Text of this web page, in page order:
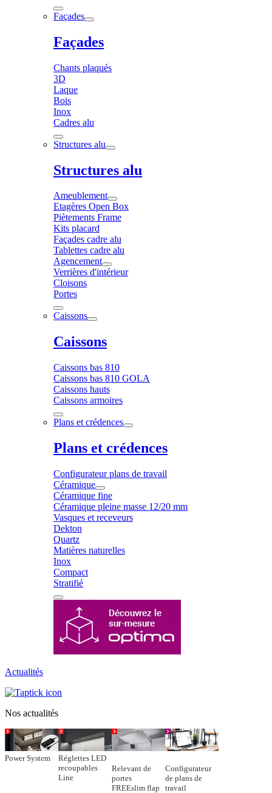
Façades
Façades
Chants plaqués
3D
Laque
Bois
Inox
Cadres alu
Structures alu
Structures alu
Ameublement
Etagères Open Box
Piètements Frame
Kits placard
Façades cadre alu
Tablettes cadre alu
Agencement
Verrières d'intérieur
Cloisons
Portes
Caissons
Caissons
Caissons bas 810
Caissons bas 810 GOLA
Caissons hauts
Caissons armoires
Plans et crédences
Plans et crédences
Configurateur plans de travail
Céramique
Céramique fine
Céramique pleine masse 12/20 mm
Vasques et receveurs
Dekton
Quartz
Matières naturelles
Inox
Compact
Stratifié
Actualités
Nos actualités
Power System
Réglettes LED
recoupables
Line
Relevant de
portes
FREEslim flap
Configurateur
de plans de
travail